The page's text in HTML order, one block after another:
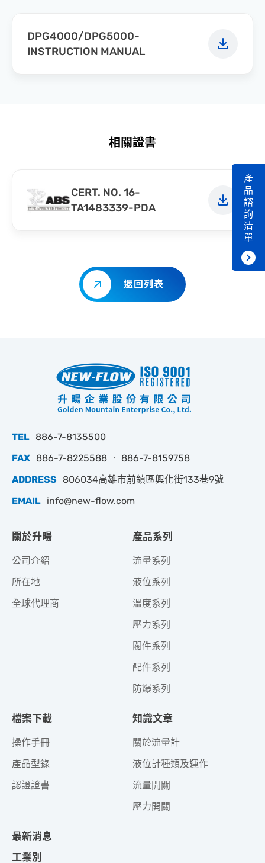
DPG4000/DPG5000-
INSTRUCTION MANUAL
相關證書
CERT. NO. 16-
TA1483339-PDA
返回列表
產
品
諮
詢
清
單
TEL 886-7-8135500
FAX 886-7-8225588 ‧ 886-7-8159758
ADDRESS
806034高雄市前鎮區興化街133巷9號
EMAIL info@new-flow.com
關於升暘
公司介紹
所在地
全球代理商
產品系列
流量系列
液位系列
溫度系列
壓力系列
閥件系列
配件系列
防爆系列
檔案下載
操作手冊
產品型錄
認證證書
知識文章
關於流量計
液位計種類及運作
流量開關
壓力開關
最新消息
工業別